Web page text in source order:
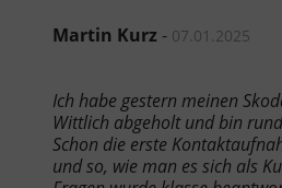
Martin Kurz - 07.01.2025
Ich habe gestern meinen
Wittlich abgeholt und bin
Schon die erste
und so, wie man es sich als